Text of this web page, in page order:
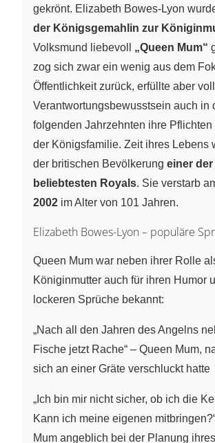
gekrönt. Elizabeth Bowes-Lyon
der Königsgemahlin zur
Volksmund liebevoll „Queen Mum“
zog sich zwar ein wenig aus dem
Öffentlichkeit zurück, erfüllte aber
Verantwortungsbewusstsein auch in
folgenden Jahrzehnten ihre Pflichten
der Königsfamilie. Zeit ihres Lebens
der britischen Bevölkerung einer der
beliebtesten Royals. Sie verstarb
2002 im Alter von 101 Jahren.
Elizabeth Bowes-Lyon – populäre
Queen Mum war neben ihrer Rolle
Königinmutter auch für ihren Humor
lockeren Sprüche bekannt:
„Nach all den Jahren des Angelns
Fische jetzt Rache“ – Queen Mum,
sich an einer Gräte verschluckt hatte
„Ich bin mir nicht sicher, ob ich die
Kann ich meine eigenen
Mum angeblich bei der Planung